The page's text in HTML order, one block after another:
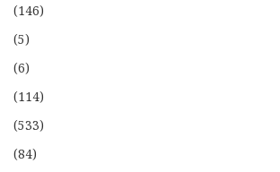
(146)
(5)
(6)
(114)
(533)
(84)